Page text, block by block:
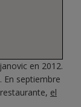
en 2012.
En septiembre
el